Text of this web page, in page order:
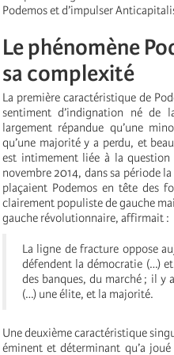
Podemos et d’impulser
Le phénomène
sa complexité
La première caractéristique de
sentiment d’indignation né
largement répandue qu’une
qu’une majorité y a perdu, et
est intimement liée à la question
novembre 2014, dans sa période
plaçaient Podemos en tête des
clairement populiste de gauche
gauche révolutionnaire, affirmait :
La ligne de fracture oppose
défendent la démocratie (…)
des banques, du marché ; il y
(…) une élite, et la majorité.
Une deuxième caractéristique
éminent et déterminant qu’a